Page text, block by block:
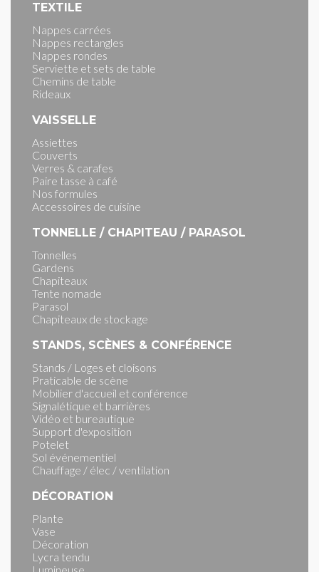
TEXTILE
Nappes carrées
Nappes rectangles
Nappes rondes
Serviette et sets de table
Chemins de table
Rideaux
VAISSELLE
Assiettes
Couverts
Verres & carafes
Paire tasse à café
Nos formules
Accessoires de cuisine
TONNELLE / CHAPITEAU / PARASOL
Tonnelles
Gardens
Chapiteaux
Tente nomade
Parasol
Chapiteaux de stockage
STANDS, SCÈNES & CONFÉRENCE
Stands / Loges et cloisons
Praticable de scène
Mobilier d'accueil et conférence
Signalétique et barrières
Vidéo et bureautique
Support d'exposition
Potelet
Sol événementiel
Chauffage / élec / ventilation
DÉCORATION
Plante
Vase
Décoration
Lycra tendu